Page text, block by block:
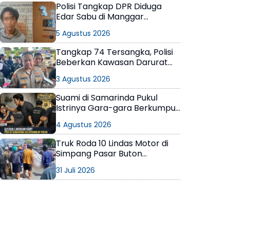
Polisi Tangkap DPR Diduga
Edar Sabu di Manggar
5 Agustus 2026
Tangkap 74 Tersangka, Polisi
Beberkan Kawasan Darurat
3 Agustus 2026
Suami di Samarinda Pukul
Istrinya Gara-gara Berkumpul
4 Agustus 2026
Truk Roda 10 Lindas Motor di
Simpang Pasar Buton
di Lokasi
31 Juli 2026